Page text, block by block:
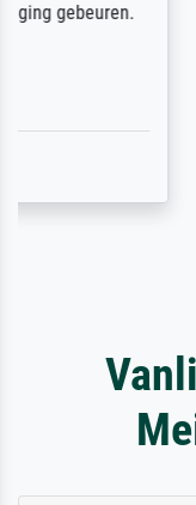
Dank!